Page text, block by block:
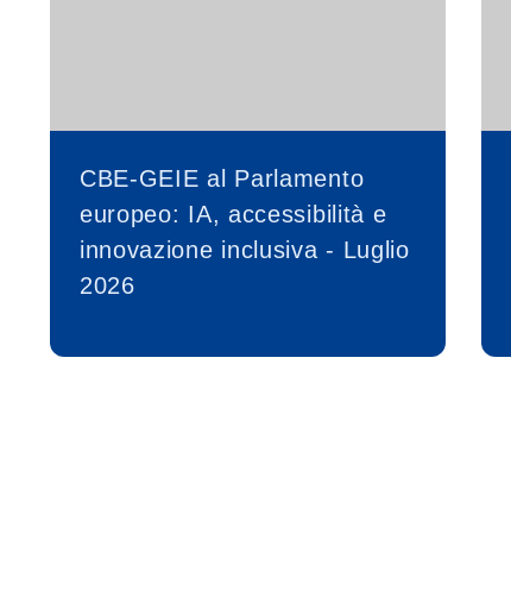
CBE-GEIE al Parlamento
europeo: IA, accessibilità e
innovazione inclusiva - Luglio
2026